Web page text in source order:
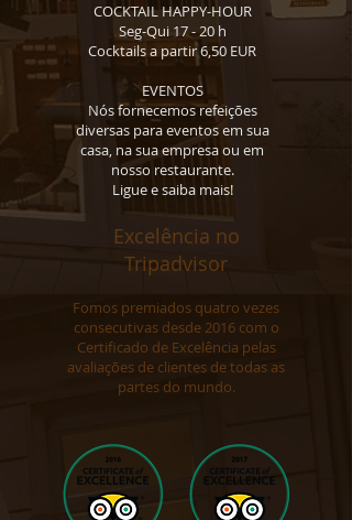
COCKTAIL HAPPY-HOUR
Seg-Qui 17 - 20 h
Cocktails a partir 6,50 EUR
EVENTOS
Nós fornecemos refeições
diversas para eventos em sua
casa, na sua empresa ou em
nosso restaurante.
Ligue e saiba mais!
Excelência no
Tripadvisor
Fomos premiados quatro vezes
consecutivas desde 2016 com o
Certificado de Excelência pelas
avaliações de clientes de todas as
partes do mundo.